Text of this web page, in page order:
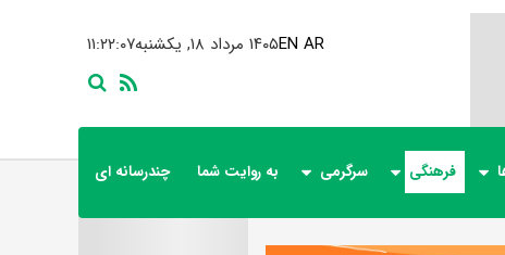
۱۱:۲۲:۰۸ ۱۴۰۵ مرداد ۱۸, یکشنبهEN AR
فرهنگی سرگرمی به روایت شما چندرسانه ای